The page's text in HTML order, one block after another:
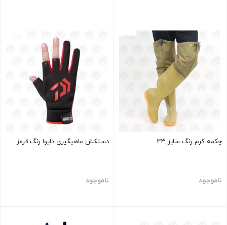
چکمه کرم رنگ سایز ۴۳
ناموجود
دستکش ماهیگیری دایوا رنگ قرمز
ناموجود